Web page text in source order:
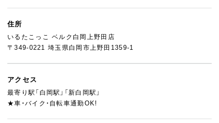
ことを楽しみにしています。
住所
いるたこっこ ベルク白岡上野田店
〒349-0221 埼玉県白岡市上野田1359-1
アクセス
最寄り駅「白岡駅」「新白岡駅」
★車・バイク・自転車通勤OK!